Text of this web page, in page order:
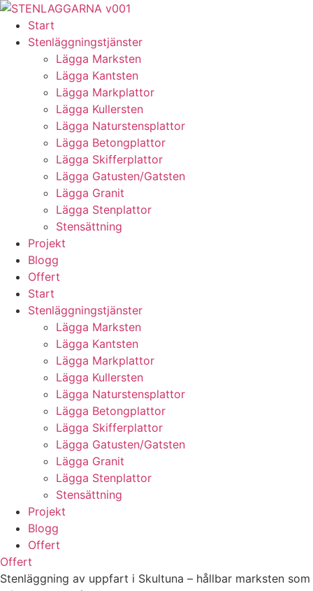
Skip
content
Start
Stenläggningstjänster
Lägga Marksten
Lägga Kantsten
Lägga Markplattor
Lägga Kullersten
Lägga Naturstensplattor
Lägga Betongplattor
Lägga Skifferplattor
Lägga Gatusten/Gatsten
Lägga Granit
Lägga Stenplattor
Stensättning
Projekt
Blogg
Offert
Start
Stenläggningstjänster
Lägga Marksten
Lägga Kantsten
Lägga Markplattor
Lägga Kullersten
Lägga Naturstensplattor
Lägga Betongplattor
Lägga Skifferplattor
Lägga Gatusten/Gatsten
Lägga Granit
Lägga Stenplattor
Stensättning
Projekt
Blogg
Offert
Offert
Stenläggning av uppfart i Skultuna – hållbar marksten som